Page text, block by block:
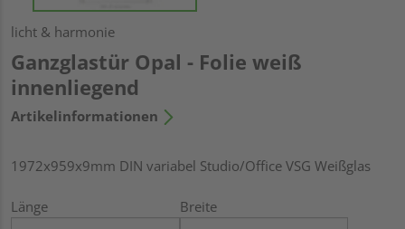
licht & harmonie
Ganzglastür Opal - Folie weiß
innenliegend
Artikelinformationen
1972x959x9mm DIN variabel Studio/Office VSG Weißglas
Länge Breite